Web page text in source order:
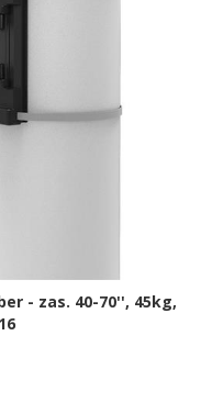
- zas. 40-70'', 45kg,